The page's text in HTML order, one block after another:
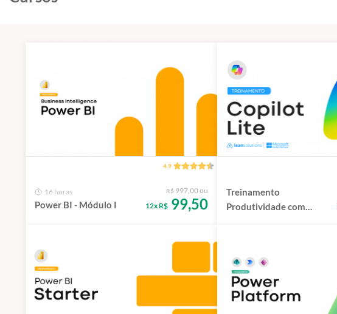
4.9
16 horas
Power BI - Módulo I
R$ 997,00 ou
12x R$ 99,50
Treinamento
Produtividade com